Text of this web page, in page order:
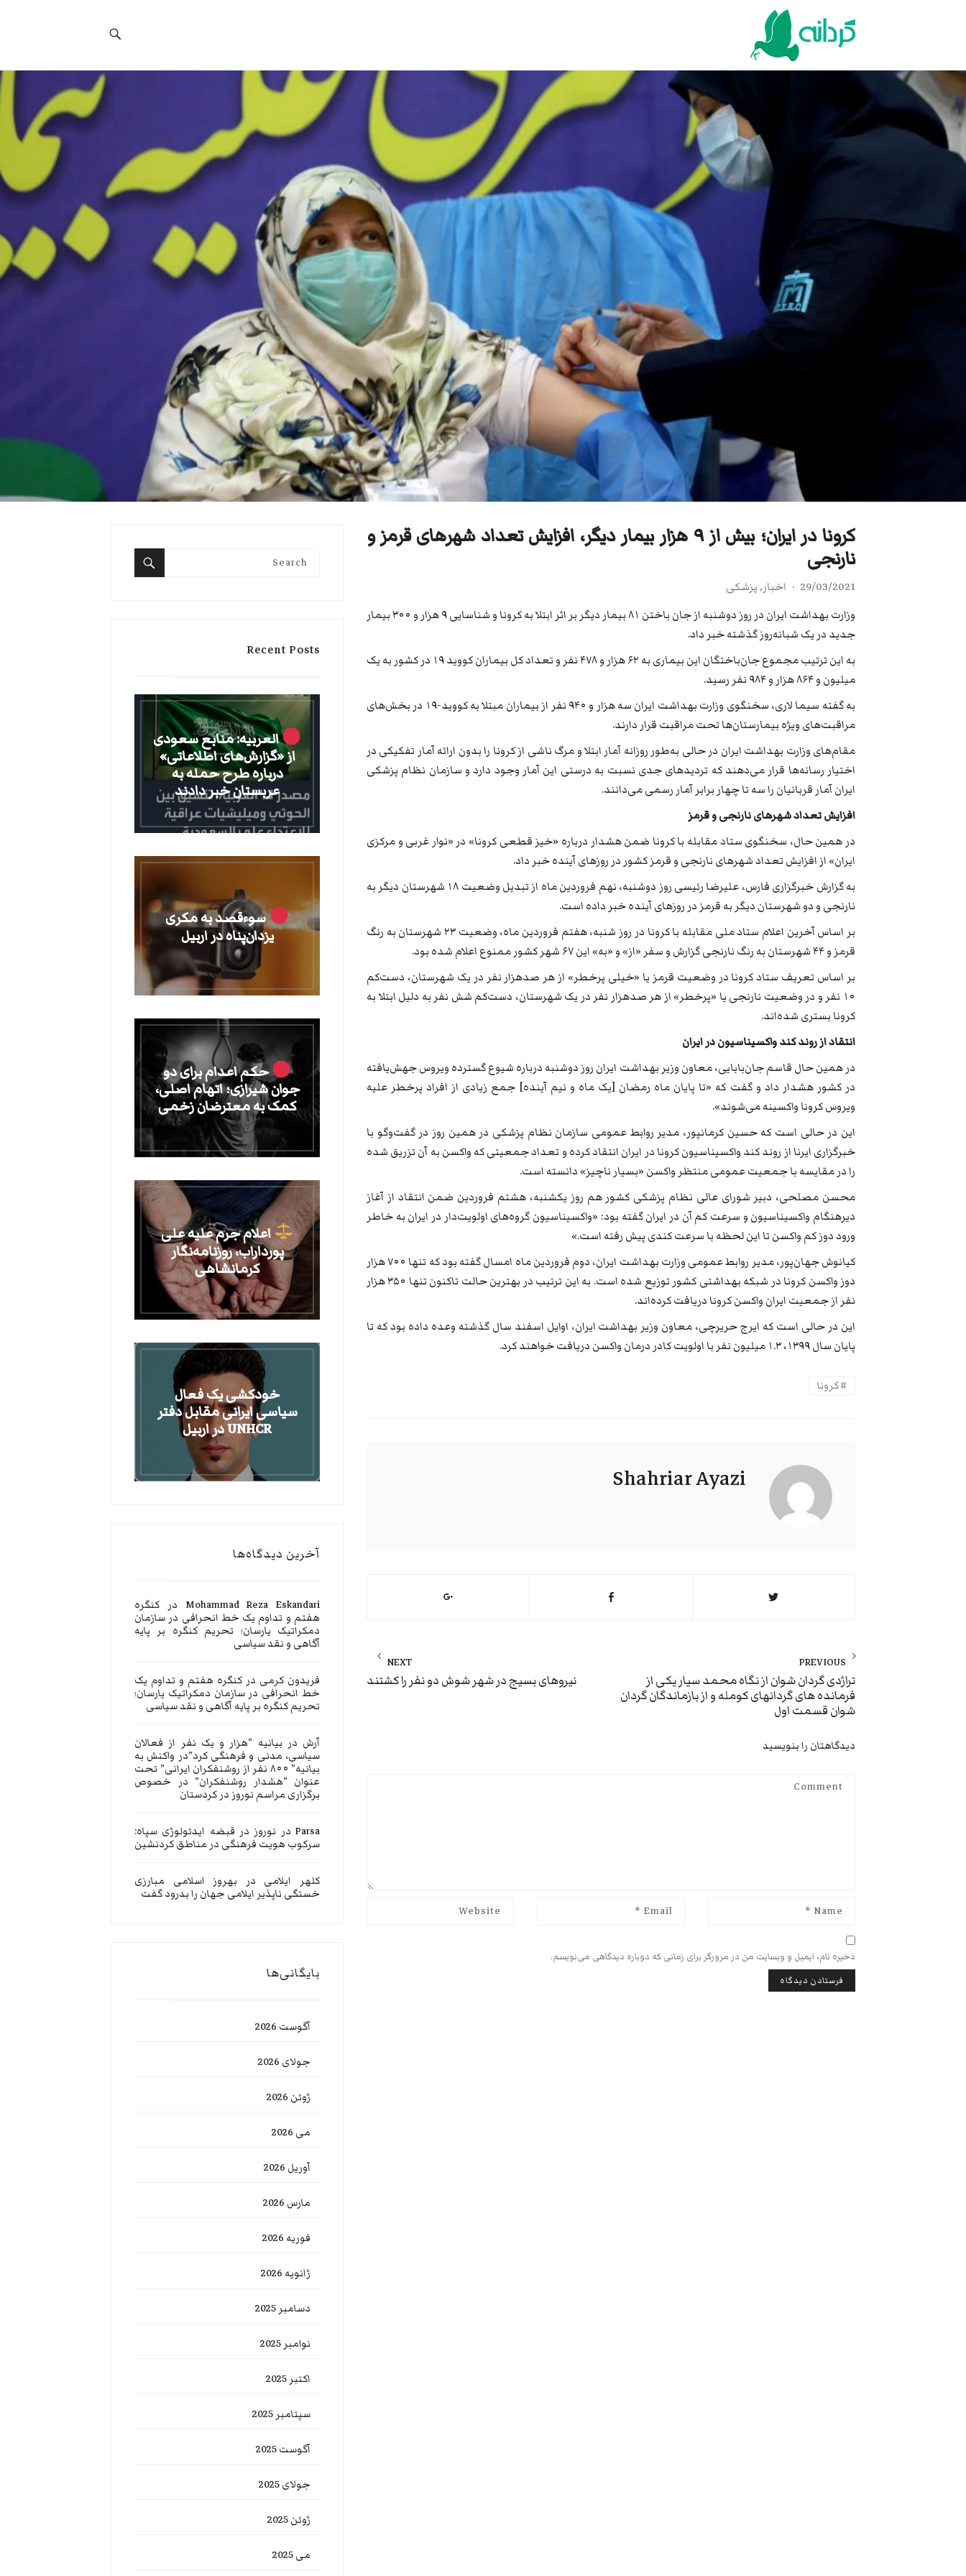
کرونا در ایران؛ بیش از ۹ هزار بیمار دیگر، افزایش تعداد شهرهای قرمز و
نارنجی
29/03/2021 اخبار, پزشکی
وزارت بهداشت ایران در روز دوشنبه از جان باختن ۸۱ بیمار دیگر بر اثر ابتلا به کرونا و شناسایی ۹ هزار و ۳۰۰ بیمار
جدید در یک شبانه‌روز گذشته خبر داد.
به این ترتیب مجموع جان‌باختگان این بیماری به ۶۲ هزار و ۴۷۸ نفر و تعداد کل بیماران کووید ۱۹ در کشور به یک
میلیون و ۸۶۴ هزار و ۹۸۴ نفر رسید.
به گفته سیما لاری، سخنگوی وزارت بهداشت ایران سه هزار و ۹۴۰ نفر از بیماران مبتلا به کووید-۱۹ در بخش‌های
مراقبت‌های ویژه بیمارستان‌ها تحت مراقبت قرار دارند.
مقام‌های وزارت بهداشت ایران در حالی به‌طور روزانه آمار ابتلا و مرگ ناشی از کرونا را بدون ارائه آمار تفکیکی در
اختیار رسانه‌ها قرار می‌دهند که تردیدهای جدی نسبت به درستی این آمار وجود دارد و سازمان نظام پزشکی
ایران آمار قربانیان را سه تا چهار برابر آمار رسمی می‌دانند.
افزایش تعداد شهرهای نارنجی و قرمز
در همین حال، سخنگوی ستاد مقابله با کرونا ضمن هشدار درباره «خیز قطعی کرونا» در «نوار غربی و مرکزی
ایران» از افزایش تعداد شهرهای نارنجی و قرمز کشور در روزهای آینده خبر داد.
به گزارش خبرگزاری فارس، علیرضا رئیسی روز دوشنبه، نهم فروردین ماه از تبدیل وضعیت ۱۸ شهرستان دیگر به
نارنجی و دو شهرستان دیگر به قرمز در روزهای آینده خبر داده است.
بر اساس آخرین اعلام ستاد ملی مقابله با کرونا در روز شنبه، هفتم فروردین ماه، وضعیت ۲۳ شهرستان به رنگ
قرمز و ۴۴ شهرستان به رنگ نارنجی گزارش و سفر «از» و «به» این ۶۷ شهر کشور ممنوع اعلام شده بود.
بر اساس تعریف ستاد کرونا در وضعیت قرمز یا «خیلی پرخطر» از هر صدهزار نفر در یک شهرستان، دست‌کم
۱۰ نفر و در وضعیت نارنجی یا «پرخطر» از هر صدهزار نفر در یک شهرستان، دست‌کم شش نفر به دلیل ابتلا به
کرونا بستری شده‌اند.
انتقاد از روند کند واکسیناسیون در ایران
در همین حال قاسم جان‌بابایی، معاون وزیر بهداشت ایران روز دوشنبه درباره شیوع گسترده ویروس جهش‌یافته
در کشور هشدار داد و گفت که «تا پایان ماه رمضان [یک ماه و نیم آینده] جمع زیادی از افراد پرخطر علیه
ویروس کرونا واکسینه می‌شوند».
این در حالی است که حسین کرمانپور، مدیر روابط عمومی سازمان نظام پزشکی در همین روز در گفت‌وگو با
خبرگزاری ایرنا از روند کند واکسیناسیون کرونا در ایران انتقاد کرده و تعداد جمعیتی که واکسن به آن تزریق شده
را در مقایسه با جمعیت عمومی منتظر واکسن «بسیار ناچیز» دانسته است.
محسن مصلحی، دبیر شورای عالی نظام پزشکی کشور هم روز یکشنبه، هشتم فروردین ضمن انتقاد از آغاز
دیرهنگام واکسیناسیون و سرعت کم آن در ایران گفته بود: «واکسیناسیون گروه‌های اولویت‌دار در ایران به خاطر
ورود دوز کم واکسن تا این لحظه با سرعت کندی پیش رفته است.»
کیانوش جهان‌پور، مدیر روابط عمومی وزارت بهداشت ایران، دوم فروردین ماه امسال گفته بود که تنها ۷۰۰ هزار
دوز واکسن کرونا در شبکه بهداشتی کشور توزیع شده است. به این ترتیب در بهترین حالت تاکنون تنها ۳۵۰ هزار
نفر از جمعیت ایران واکسن کرونا دریافت کرده‌اند.
این در حالی است که ایرج حریرچی، معاون وزیر بهداشت ایران، اوایل اسفند سال گذشته وعده داده بود که تا
پایان سال ۱۳۹۹، ۱.۳ میلیون نفر با اولویت کادر درمان واکسن دریافت خواهند کرد.
کرونا
Shahriar Ayazi
راهبری
نوشته
PREVIOUS
Previous
post:
تراژدی گردان شوان از نگاه محمد سیار یکی از
فرمانده های گردانهای کومله و از بازماندگان گردان
شوان قسمت اول
NEXT
نیروهای بسیج در شهر شوش دو نفر را کشتند
دیدگاهتان را بنویسید
ذخیره نام، ایمیل و وبسایت من در مرورگر برای زمانی که دوباره دیدگاهی می‌نویسم.
Search
Recent Posts
العربیه: منابع سعودی
از «گزارش‌های اطلاعاتی»
درباره طرح حمله به
عربستان خبر دادند
سوءقصد به مکری
یزدان‌پناه در اربیل
حکم اعدام برای دو
جوان شیرازی؛ اتهام اصلی،
کمک به معترضان زخمی
اعلام جرم علیه علی
پورداراب، روزنامه‌نگار
کرمانشاهی
خودکشی یک فعال
سیاسی ایرانی مقابل دفتر
UNHCR در اربیل
آخرین دیدگاه‌ها
Mohammad Reza Eskandari در کنگره
هفتم و تداوم یک خط انحرافی در سازمان
دمکراتیک یارسان؛ تحریم کنگره بر پایه
آگاهی و نقد سیاسی
فریدون کرمی در کنگره هفتم و تداوم یک
خط انحرافی در سازمان دمکراتیک یارسان؛
تحریم کنگره بر پایه آگاهی و نقد سیاسی
آرش در بیانیه “هزار و یک نفر از فعالان
سیاسی، مدنی و فرهنگی کرد”در واکنش به
بیانیه” ۸۰۰ نفر از روشنفکران ایرانی” تحت
عنوان “هشدار روشنفکران” در خصوص
برگزاری مراسم نوروز در کردستان
Parsaدر نوروز در قبضه ایدئولوژی سپاه:
سرکوب هویت فرهنگی در مناطق کردنشین
کلهر ایلامی در بهروز اسلامی مبارزی
خستگی ناپذیر ایلامی جهان را بدرود گفت
بایگانی‌ها
آگوست 2026
جولای 2026
ژوئن 2026
می 2026
آوریل 2026
مارس 2026
فوریه 2026
ژانویه 2026
دسامبر 2025
نوامبر 2025
اکتبر 2025
سپتامبر 2025
آگوست 2025
جولای 2025
ژوئن 2025
می 2025